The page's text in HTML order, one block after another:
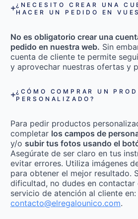
¿NECESITO CREAR UNA
HACER UN PEDIDO EN
No es obligatorio crear una
pedido en nuestra web. Sin
cuenta de cliente te permite
y aprovechar nuestras ofertas y
¿CÓMO COMPRAR UN
PERSONALIZADO?
Para pedir productos
completar los campos de
y/o subir tus fotos usando el
Asegúrate de ser claro en tus
evitar errores. Utiliza imágenes
para obtener el mejor resultado.
dificultad, no dudes en contactar
servicio de atención al cliente en:
contacto@elregalounico.com.